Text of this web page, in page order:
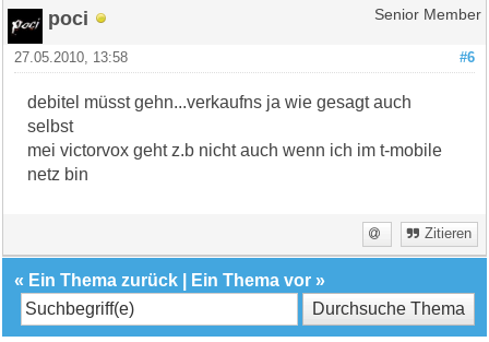
poci Senior Member
#6
27.05.2010, 13:58
debitel müsst gehn...verkaufns ja wie gesagt auch
selbst
mei victorvox geht z.b nicht auch wenn ich im t-mobile
netz bin
Zitieren
« Ein Thema zurück Ein Thema vor »